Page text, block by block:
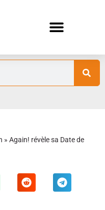
» Again! révèle sa Date de